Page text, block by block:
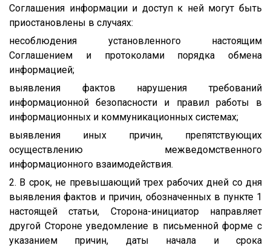
Соглашения информации и доступ к ней могут быть
приостановлены в случаях:
несоблюдения установленного настоящим
Соглашением и протоколами порядка обмена
информацией;
выявления фактов нарушения требований
информационной безопасности и правил работы в
информационных и коммуникационных системах;
выявления иных причин, препятствующих
осуществлению межведомственного
информационного взаимодействия.
2. В срок, не превышающий трех рабочих дней со дня
выявления фактов и причин, обозначенных в пункте 1
настоящей статьи, Сторона-инициатор направляет
другой Стороне уведомление в письменной форме с
указанием причин, даты начала и срока